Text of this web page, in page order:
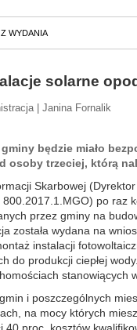
WYDANIA
solarne
| Janina Fornalik
będzie miało
osoby trzeciej, którą
Skarbowej
po raz
przez gminy na
została wydana na
instalacji
do produkcji ciepłej
stanowiących
i poszczególnych
na mocy których